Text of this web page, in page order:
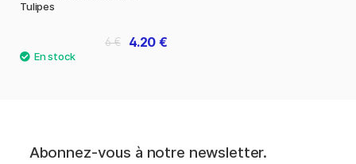
Tulipes
4.20 €
6 €
Abonnez-vous à notre newsletter.